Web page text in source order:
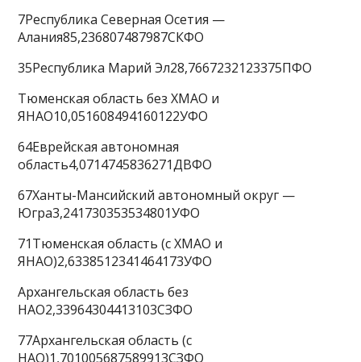
7Республика Северная Осетия —
Алания85,236807487987СКФО
35Республика Марий Эл28,7667232123375ПФО
Тюменская область без ХМАО и
ЯНАО10,051608494160122УФО
64Еврейская автономная
область4,0714745836271ДВФО
67Ханты-Мансийский автономный округ —
Югра3,241730353534801УФО
71Тюменская область (с ХМАО и
ЯНАО)2,6338512341464173УФО
Архангельская область без
НАО2,33964304413103СЗФО
77Архангельская область (с
НАО)1,701005687589913СЗФО